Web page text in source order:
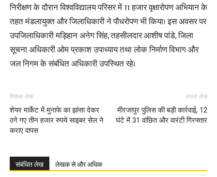
निरीक्षण के दौरान विश्वविद्यालय परिसर में 11 हजार वृक्षारोपण अभियान के
तहत मंडलायुक्त और जिलाधिकारी ने पौधरोपण भी किया। इस अवसर पर
उपजिलाधिकारी मड़िहान अनेग सिंह, तहसीलदार आशीष पांडे, जिला
सूचना अधिकारी ओम प्रकाश उपाध्याय तथा लोक निर्माण विभाग और
जल निगम के संबंधित अधिकारी उपस्थित रहे।
पिछला लेख
शेयर मार्केट में मुनाफे का झांसा देकर
ठगे गए तीन हजार रुपये साइबर सेल ने
कराए वापस
अगला लेख
मीरजापुर पुलिस की बड़ी कार्रवाई, 12
घंटे में 31 वांछित और वारंटी गिरफ्तार
संबंधित लेख लेखक से और अधिक